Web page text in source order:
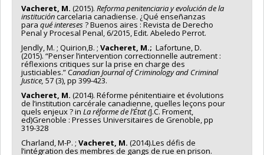
Vacheret, M. (2015). Reforma penitenciaria y evolución de la
institucióncarcelaria canadiense. ¿Qué enseñanzas
para qué intereses? Buenos aires : Revista de Derecho
Penal y Procesal Penal, 6/2015, Edit. Abeledo Perrot.
Jendly, M. ; Quirion,B. ; Vacheret, M.; Lafortune, D.
(2015). “Penser l’intervention correctionnelle autrement :
réflexions critiques sur la prise en charge des
justiciables.” Canadian Journal of Criminology and Criminal
Justice, 57 (3), pp 399-423.
Vacheret, M. (2014). Réforme pénitentiaire et évolutions
de l’institution carcérale canadienne, quelles leçons pour
quels enjeux ? in La réforme de l’État (J.C. Froment,
ed)Grenoble : Presses Universitaires de Grenoble, pp
319-328
Charland, M-P. ; Vacheret, M. (2014).Les défis de
l’intégration des membres de gangs de rue en prison.